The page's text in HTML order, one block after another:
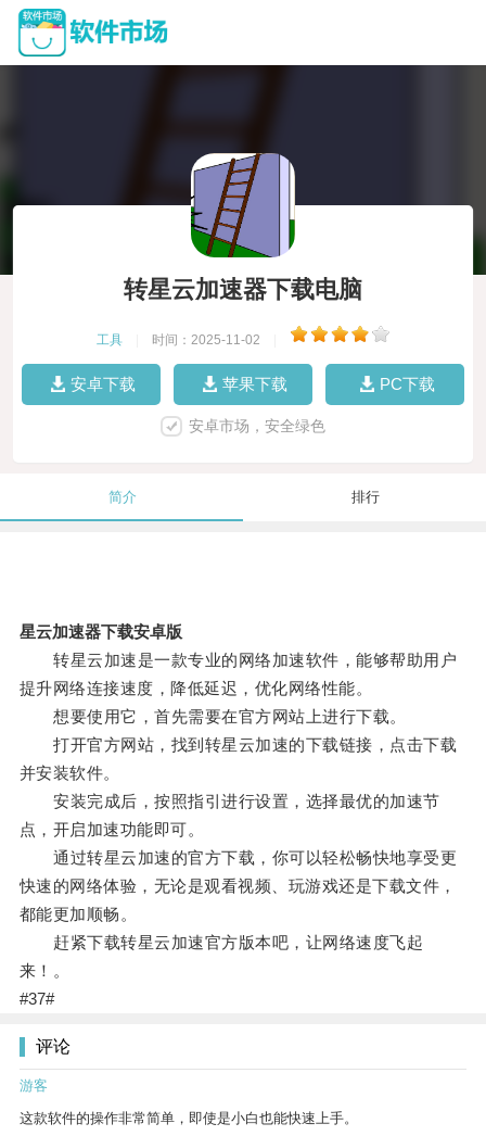
转星云加速器下载电脑
工具 时间：2025-11-02
安卓下载 苹果下载 PC下载
安卓市场，安全绿色
简介 排行
星云加速器下载安卓版
转星云加速是一款专业的网络加速软件，能够帮助用户
提升网络连接速度，降低延迟，优化网络性能。
想要使用它，首先需要在官方网站上进行下载。
打开官方网站，找到转星云加速的下载链接，点击下载
并安装软件。
安装完成后，按照指引进行设置，选择最优的加速节
点，开启加速功能即可。
通过转星云加速的官方下载，你可以轻松畅快地享受更
快速的网络体验，无论是观看视频、玩游戏还是下载文件，
都能更加顺畅。
赶紧下载转星云加速官方版本吧，让网络速度飞起
来！。
#37#
评论
游客
这款软件的操作非常简单，即使是小白也能快速上手。